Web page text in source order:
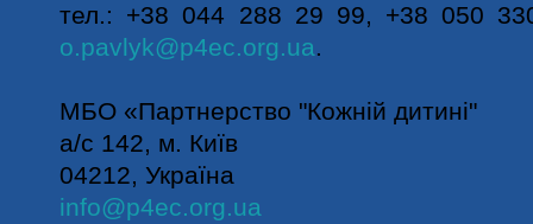
тел.: +38 044 288 29 99, +38 050
o.pavlyk@p4ec.org.ua.
МБО «Партнерство "Кожній дитині"
а/c 142, м. Київ
04212, Україна
info@p4ec.org.ua